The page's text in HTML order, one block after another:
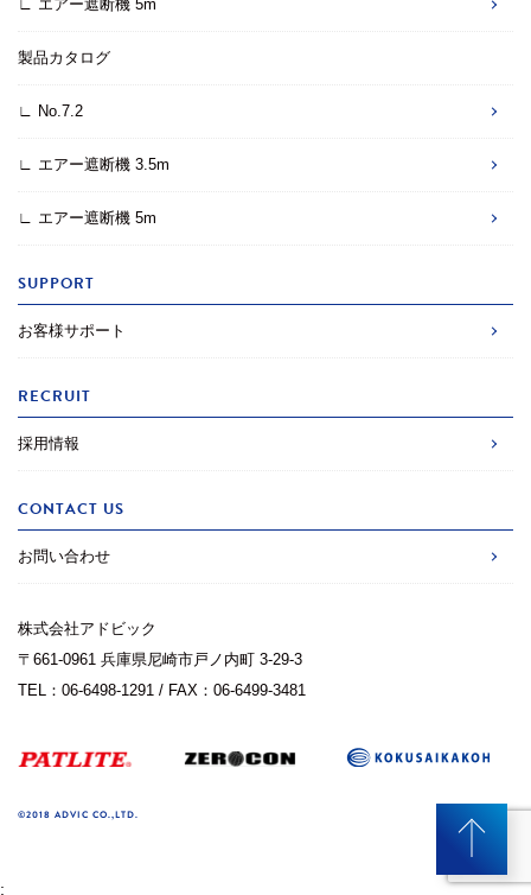
∟ エアー遮断機 5m
製品カタログ
∟ No.7.2
∟ エアー遮断機 3.5m
∟ エアー遮断機 5m
SUPPORT
お客様サポート
RECRUIT
採用情報
CONTACT US
お問い合わせ
株式会社アドビック
〒661-0961 兵庫県尼崎市戸ノ内町 3-29-3
TEL：06-6498-1291 / FAX：06-6499-3481
©2018 ADVIC CO.,LTD.
;